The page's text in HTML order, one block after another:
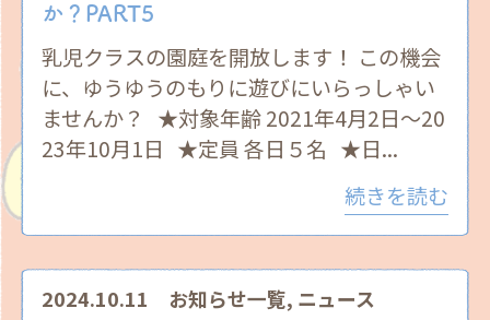
か？PART5
乳児クラスの園庭を開放します！ この機会
に、ゆうゆうのもりに遊びにいらっしゃい
ませんか？ ★対象年齢 2021年4月2日〜20
23年10月1日 ★定員 各日５名 ★日...
続きを読む
2024.10.11 お知らせ一覧, ニュース